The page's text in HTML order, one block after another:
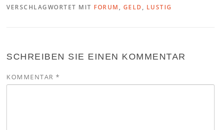
VERSCHLAGWORTET MIT FORUM, GELD, LUSTIG
SCHREIBEN SIE EINEN KOMMENTAR
KOMMENTAR*